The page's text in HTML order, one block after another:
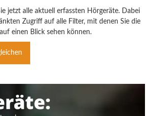
jetzt alle aktuell erfassten Hörgeräte. Dabei
Zugriff auf alle Filter, mit denen Sie die
einen Blick sehen können.